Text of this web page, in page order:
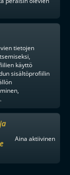
tietojen
käyttö
sisältöprofiilin
Aina aktiivinen